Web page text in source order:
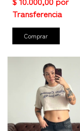
Comprar